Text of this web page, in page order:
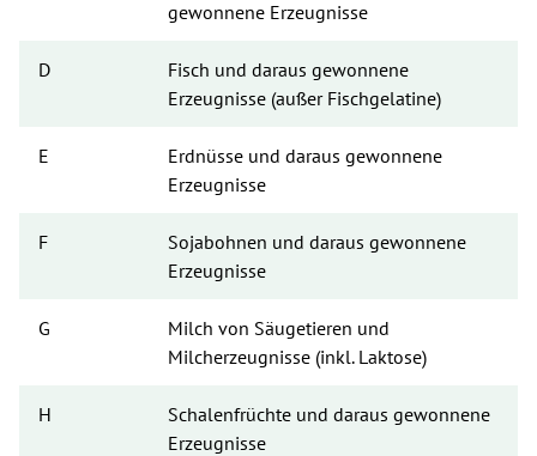
gewonnene Erzeugnisse
D
Fisch und daraus gewonnene
Erzeugnisse (außer Fischgelatine)
E
Erdnüsse und daraus gewonnene
Erzeugnisse
F
Sojabohnen und daraus gewonnene
Erzeugnisse
G
Milch von Säugetieren und
Milcherzeugnisse (inkl. Laktose)
H
Schalenfrüchte und daraus gewonnene
Erzeugnisse